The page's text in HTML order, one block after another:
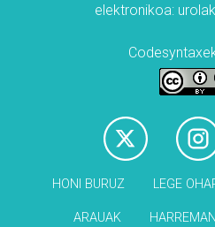
elektronikoa:
HONI BURUZ LEGE
ARAUAK